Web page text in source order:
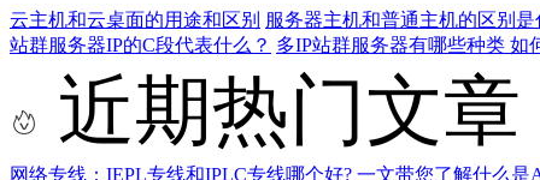
云主机和云桌面的用途和区别 服务器主机和普通主机的区别是
站群服务器IP的C段代表什么？ 多IP站群服务器有哪些种类 如
近期热门文章
网络专线：IEPL专线和IPLC专线哪个好? 一文带您了解什么是